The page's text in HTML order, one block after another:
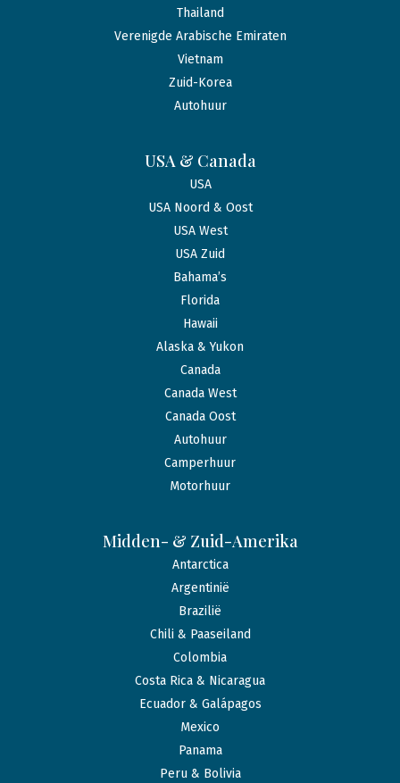
Thailand
Verenigde Arabische Emiraten
Vietnam
Zuid-Korea
Autohuur
USA & Canada
USA
USA Noord & Oost
USA West
USA Zuid
Bahama’s
Florida
Hawaii
Alaska & Yukon
Canada
Canada West
Canada Oost
Autohuur
Camperhuur
Motorhuur
Midden- & Zuid-Amerika
Antarctica
Argentinië
Brazilië
Chili & Paaseiland
Colombia
Costa Rica & Nicaragua
Ecuador & Galápagos
Mexico
Panama
Peru & Bolivia